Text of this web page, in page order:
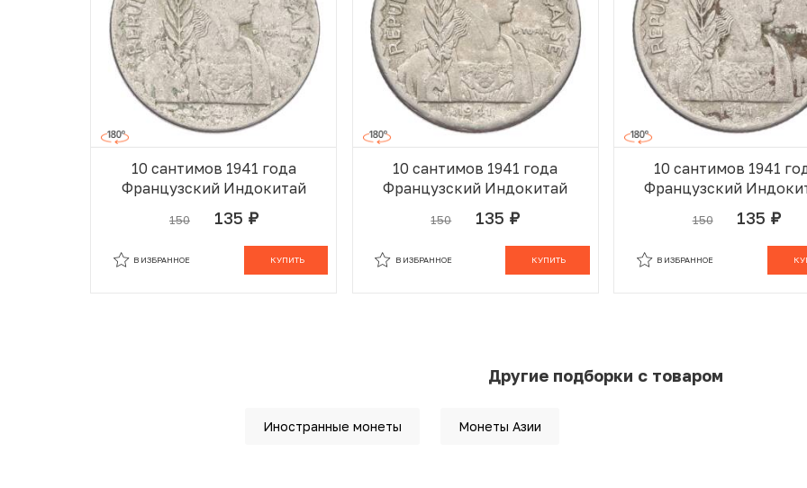
10 сантимов 1941 года
Французский Индокитай
150 135 руб.
КУПИТЬ
В ИЗБРАННОЕ
10 сантимов 1941 года
Французский Индокитай
150 135 руб.
КУПИТЬ
В ИЗБРАННОЕ
10 сантимов 1941
Французский
150 135 руб.
В ИЗБРАННОЕ
Другие подборки с товаром
Иностранные монеты Монеты Азии